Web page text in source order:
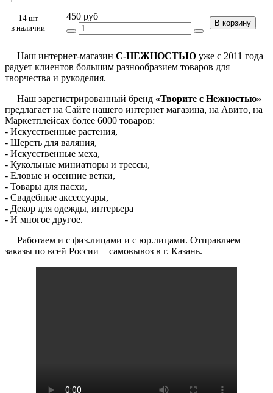
14 шт
в наличии
450 руб
В корзину
Наш интернет-магазин С-НЕЖНОСТЬЮ уже с 2011 года
радует клиентов большим разнообразием товаров для
творчества и рукоделия.
Наш зарегистрированный бренд «Творите с Нежностью»
предлагает на Сайте нашего интернет магазина, на Авито, на
Маркетплейсах более 6000 товаров:
- Искусственные растения,
- Шерсть для валяния,
- Искусственные меха,
- Кукольные миниатюры и трессы,
- Еловые и осенние ветки,
- Товары для пасхи,
- Свадебные аксессуары,
- Декор для одежды, интерьера
- И многое другое.
Работаем и с физ.лицами и с юр.лицами. Отправляем
заказы по всей России + самовывоз в г. Казань.